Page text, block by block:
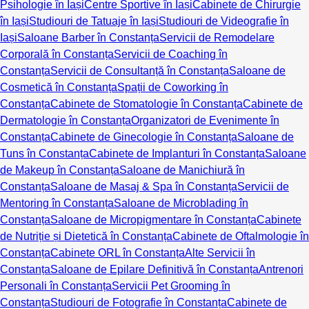
Psihologie în IașiCentre Sportive în IașiCabinete de Chirurgie
în IașiStudiouri de Tatuaje în IașiStudiouri de Videografie în
IașiSaloane Barber în ConstanțaServicii de Remodelare
Corporală în ConstanțaServicii de Coaching în
ConstanțaServicii de Consultanță în ConstanțaSaloane de
Cosmetică în ConstanțaSpații de Coworking în
ConstanțaCabinete de Stomatologie în ConstanțaCabinete de
Dermatologie în ConstanțaOrganizatori de Evenimente în
ConstanțaCabinete de Ginecologie în ConstanțaSaloane de
Tuns în ConstanțaCabinete de Implanturi în ConstanțaSaloane
de Makeup în ConstanțaSaloane de Manichiură în
ConstanțaSaloane de Masaj & Spa în ConstanțaServicii de
Mentoring în ConstanțaSaloane de Microblading în
ConstanțaSaloane de Micropigmentare în ConstanțaCabinete
de Nutriție și Dietetică în ConstanțaCabinete de Oftalmologie în
ConstanțaCabinete ORL în ConstanțaAlte Servicii în
ConstanțaSaloane de Epilare Definitivă în ConstanțaAntrenori
Personali în ConstanțaServicii Pet Grooming în
ConstanțaStudiouri de Fotografie în ConstanțaCabinete de